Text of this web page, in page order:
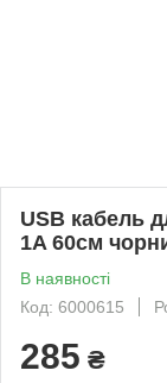
USB кабель
1A 60см
В наявності
Код: 6000615
285 ₴